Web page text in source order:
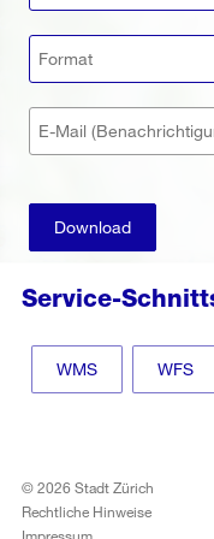
Format
E-Mail
Download
Service-
WMS WFS
© 2026 Stadt Zürich
Rechtliche Hinweise